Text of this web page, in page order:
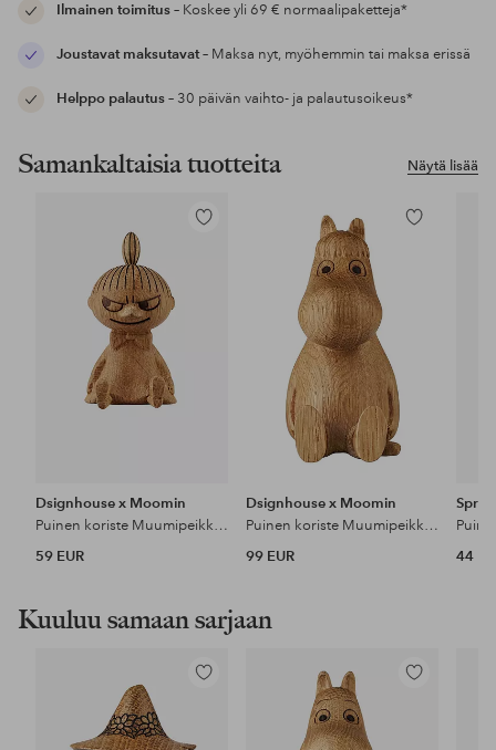
Ilmainen toimitus– Koskee yli 69 € normaalipaketteja*
Joustavat maksutavat– Maksa nyt, myöhemmin tai maksa erissä
Helppo palautus– 30 päivän vaihto- ja palautusoikeus*
Näytä lisää
Samankaltaisia tuotteita
Lisää
Dsignhouse x Moomin
Puinen koriste Muumipeikko Pikku My 6 cm
59 EUR
Lisää
Dsignhouse x Moomin
Puinen koriste Muumipeikko Snorkkisneito 10 cm
99 EUR
44
Kuuluu samaan sarjaan
Lisää
Lisää